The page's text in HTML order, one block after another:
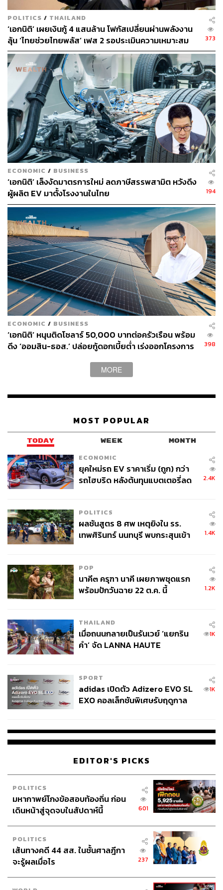
POLITICS / THAILAND
‘เอกนิติ’ เผยเงินกู้ 4 แสนล้าน โฟกัสเปลี่ยนผ่านพลังงาน
ลุ้น ‘ไทยช่วยไทยพลัส’ เฟส 2 รอประเมินความเหมาะสม
373
ECONOMIC / BUSINESS
‘เอกนิติ’ เล็งงัดมาตรการใหม่ ลดภาษีสรรพสามิต หวังดึง
ผู้ผลิต EV มาตั้งโรงงานในไทย
194
ECONOMIC / BUSINESS
‘เอกนิติ’ หนุนติดโซลาร์ 50,000 บาทต่อครัวเรือน พร้อม
ดึง ‘ออมสิน-ธอส.’ ปล่อยกู้ดอกเบี้ยต่ำ เร่งออกโครงการ
398
MORE
MOST POPULAR
TODAY WEEK MONTH
ECONOMIC
ยุคใหม่รถ EV ราคาเริ่ม (ถูก) กว่า
รถไฮบริด หลังต้นทุนแบตเตอรี่ลด
2.4K
POLITICS
ผลชันสูตร 8 ศพ เหตุยิงใน รร.
เทพศิรินทร์ นนทบุรี พบกระสุนเข้า
1.4K
POP
นาคี๓ ครุฑา นาคี เผยภาพชุดแรก
พร้อมปักวันฉาย 22 ต.ค. นี้
1.2K
THAILAND
เมื่อถนนกลายเป็นรันเวย์ ‘แยกริน
คำ’ จัด LANNA HAUTE
1K
SPORT
adidas เปิดตัว Adizero EVO SL
EXO คอลเล็กชันพิเศษรับฤดูกาล
1K
EDITOR'S PICKS
POLITICS
มหากาพย์โกงข้อสอบท้องถิ่น ก่อน
เดินหน้าสู่จุดจบในสัปดาห์นี้
601
POLITICS
เส้นทางคดี 44 สส. ในชั้นศาลฎีกา
จะรู้ผลเมื่อไร
237